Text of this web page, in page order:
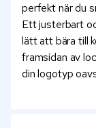
perfekt när du
Ett justerbart
lätt att bära till
framsidan av
din logotyp